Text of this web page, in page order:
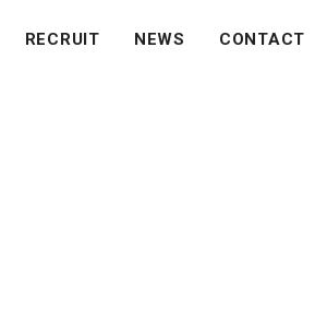
RECRUIT NEWS CONTACT